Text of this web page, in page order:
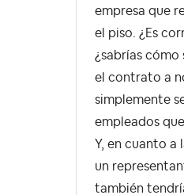
empresa que
el piso. ¿Es
¿sabrías cómo
el contrato a
simplemente
empleados
Y, en cuanto a
un
también